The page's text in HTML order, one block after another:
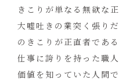
きこりが単なる無欲な
大嘘吐きの業突く張り
のきこりが正直者であ
仕事に誇りを持った職
価値を知っていた人間